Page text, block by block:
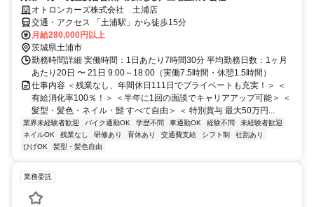
オトロンカーズ株式会社 土浦店
交通・アクセス 「土浦駅」から徒歩15分
月給280,000円以上
茨城県土浦市
勤務時間詳細 実働時間：1日あたり7時間30分 平均勤務日数：1ヶ月
あたり20日 〜 21日 9:00～18:00（実働7.5時間・休憩1.5時間）
仕事内容 ＜残業なし、年間休日111日でプライベートも充実！＞ ＜
有給消化率100％！＞ ＜半年に1回の面談でキャリアアップ可能＞ ＜
髪型・髪色・ネイル・髭 すべて自由＞ ＜ 特別賞与 最大50万円...
業界未経験者歓迎 バイク通勤OK 学歴不問 車通勤OK 経験不問
未経験者歓迎
ネイルOK
残業なし 研修あり 育休あり 交通費支給 シフト制
社割あり
ひげOK
髪型・髪色自由
業務委託